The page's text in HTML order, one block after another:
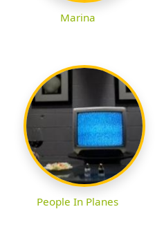
Marina
People In Planes